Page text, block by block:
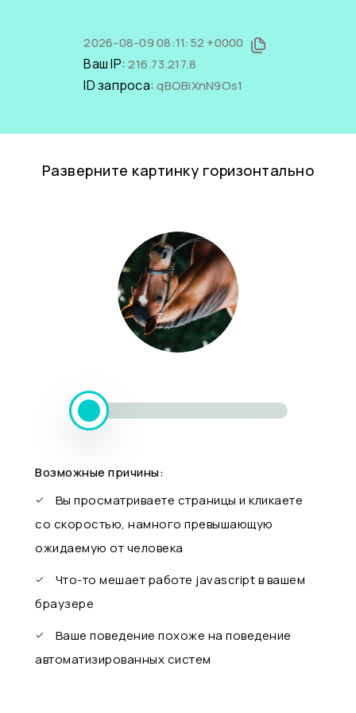
2026-08-09 08:11:52 +0000
Ваш IP:216.73.217.8
ID запроса:qBOBiXnN9Os1
Разверните картинку горизонтально
Возможные причины:
Вы просматриваете страницы и кликаете
со скоростью, намного превышающую
ожидаемую от человека
Что-то мешает работе javascript в вашем
браузере
Ваше поведение похоже на поведение
автоматизированных систем